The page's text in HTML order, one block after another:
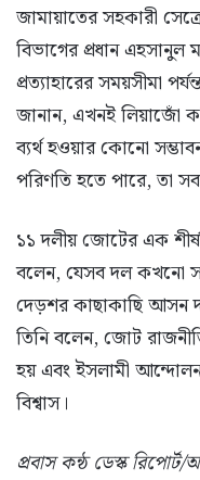
জামায়াতের সহকারী
বিভাগের প্রধান
প্রত্যাহারের সময়সীমা
জানান, এখনই লিয়াজোঁ
ব্যর্থ হওয়ার কোনো
পরিণতি হতে পারে, তা
১১ দলীয় জোটের এক
বলেন, যেসব দল কখনো
দেড়শর কাছাকাছি আসন
তিনি বলেন, জোট
হয় এবং ইসলামী
বিশ্বাস।
প্রবাস কন্ঠ ডেস্ক